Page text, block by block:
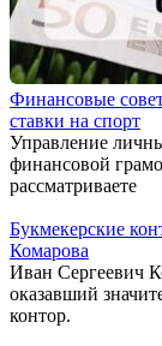
Финансовые
ставки на спорт
Управление
финансовой
рассматриваете
Букмекерские
Комарова
Иван Сергеевич
оказавший
контор.